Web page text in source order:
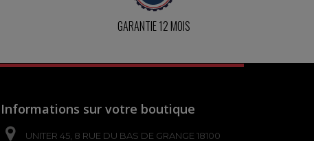
GARANTIE 12 MOIS
Informations sur votre boutique
UNITER 45, 8 RUE DU BAS DE GRANGE 18100